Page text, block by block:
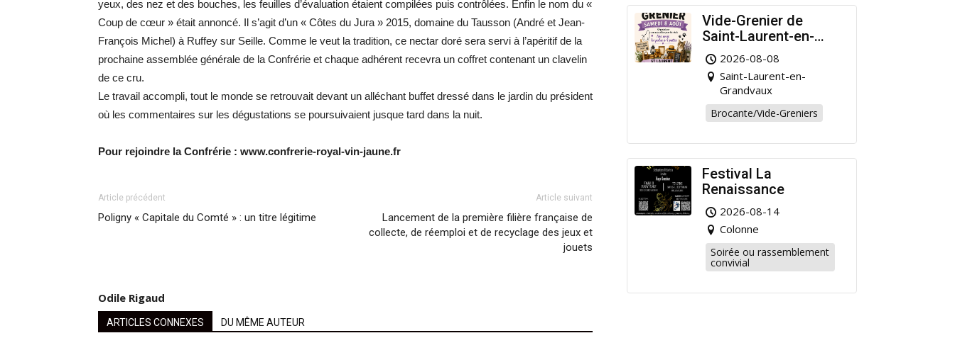
yeux, des nez et des bouches, les feuilles d’évaluation étaient compilées puis contrôlées. Enfin le nom du «
Coup de cœur » était annoncé. Il s’agit d’un « Côtes du Jura » 2015, domaine du Tausson (André et Jean-
François Michel) à Ruffey sur Seille. Comme le veut la tradition, ce nectar doré sera servi à l’apéritif de la
prochaine assemblée générale de la Confrérie et chaque adhérent recevra un coffret contenant un clavelin
de ce cru.
Le travail accompli, tout le monde se retrouvait devant un alléchant buffet dressé dans le jardin du président
où les commentaires sur les dégustations se poursuivaient jusque tard dans la nuit.
Pour rejoindre la Confrérie : www.confrerie-royal-vin-jaune.fr
Article précédent
Poligny « Capitale du Comté » : un titre légitime
Article suivant
Lancement de la première filière française de
collecte, de réemploi et de recyclage des jeux et
jouets
Odile Rigaud
ARTICLES CONNEXES DU MÊME AUTEUR
Vide-Grenier de
Saint-Laurent-en-
Grandvaux : Venez
chiner pour la bonne
cause !
2026-08-08
Saint-Laurent-en-
Grandvaux
Brocante/Vide-Greniers
Festival La
Renaissance
2026-08-14
Colonne
Soirée ou rassemblement
convivial